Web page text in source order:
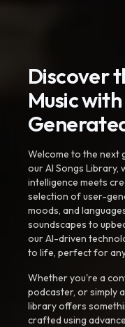
Discover
Music
Welcome to the next
our AI Songs
intelligence meets
selection of user-
moods, and
soundscapes to
our AI-driven
to life, perfect for
Whether you're a
podcaster, or simply
library offers
crafted using